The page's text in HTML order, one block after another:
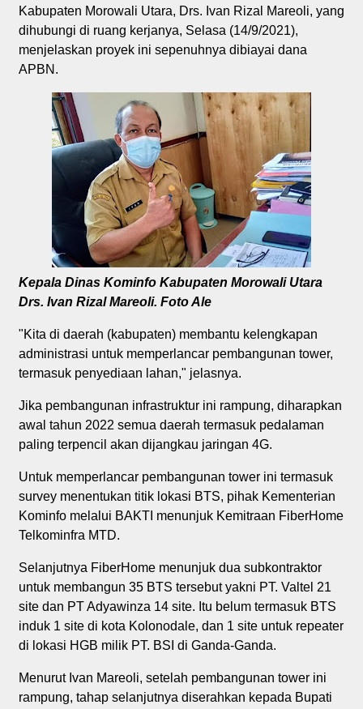
Kabupaten Morowali Utara, Drs. Ivan Rizal Mareoli, yang
dihubungi di ruang kerjanya, Selasa (14/9/2021),
menjelaskan proyek ini sepenuhnya dibiayai dana
APBN.
Kepala Dinas Kominfo Kabupaten Morowali Utara
Drs. Ivan Rizal Mareoli. Foto Ale
"Kita di daerah (kabupaten) membantu kelengkapan
administrasi untuk memperlancar pembangunan tower,
termasuk penyediaan lahan," jelasnya.
Jika pembangunan infrastruktur ini rampung, diharapkan
awal tahun 2022 semua daerah termasuk pedalaman
paling terpencil akan dijangkau jaringan 4G.
Untuk memperlancar pembangunan tower ini termasuk
survey menentukan titik lokasi BTS, pihak Kementerian
Kominfo melalui BAKTI menunjuk Kemitraan FiberHome
Telkominfra MTD.
Selanjutnya FiberHome menunjuk dua subkontraktor
untuk membangun 35 BTS tersebut yakni PT. Valtel 21
site dan PT Adyawinza 14 site. Itu belum termasuk BTS
induk 1 site di kota Kolonodale, dan 1 site untuk repeater
di lokasi HGB milik PT. BSI di Ganda-Ganda.
Menurut Ivan Mareoli, setelah pembangunan tower ini
rampung, tahap selanjutnya diserahkan kepada Bupati